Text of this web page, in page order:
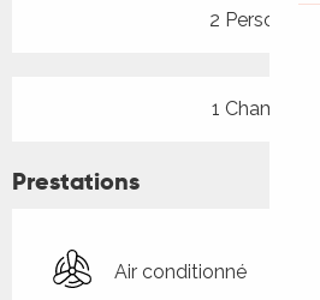
2 Personne(s)
1 Chambre(s)
Prestations
Air conditionné